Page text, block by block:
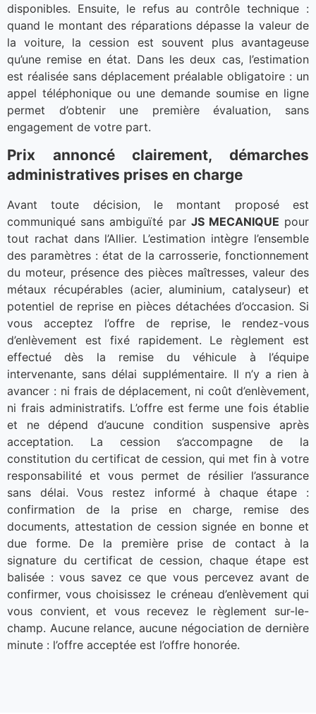
disponibles. Ensuite, le refus au contrôle technique :
quand le montant des réparations dépasse la valeur de
la voiture, la cession est souvent plus avantageuse
qu’une remise en état. Dans les deux cas, l’estimation
est réalisée sans déplacement préalable obligatoire : un
appel téléphonique ou une demande soumise en ligne
permet d’obtenir une première évaluation, sans
engagement de votre part.
Prix annoncé clairement, démarches
administratives prises en charge
Avant toute décision, le montant proposé est
communiqué sans ambiguïté par JS MECANIQUE pour
tout rachat dans l’Allier. L’estimation intègre l’ensemble
des paramètres : état de la carrosserie, fonctionnement
du moteur, présence des pièces maîtresses, valeur des
métaux récupérables (acier, aluminium, catalyseur) et
potentiel de reprise en pièces détachées d’occasion. Si
vous acceptez l’offre de reprise, le rendez-vous
d’enlèvement est fixé rapidement. Le règlement est
effectué dès la remise du véhicule à l’équipe
intervenante, sans délai supplémentaire. Il n’y a rien à
avancer : ni frais de déplacement, ni coût d’enlèvement,
ni frais administratifs. L’offre est ferme une fois établie
et ne dépend d’aucune condition suspensive après
acceptation. La cession s’accompagne de la
constitution du certificat de cession, qui met fin à votre
responsabilité et vous permet de résilier l’assurance
sans délai. Vous restez informé à chaque étape :
confirmation de la prise en charge, remise des
documents, attestation de cession signée en bonne et
due forme. De la première prise de contact à la
signature du certificat de cession, chaque étape est
balisée : vous savez ce que vous percevez avant de
confirmer, vous choisissez le créneau d’enlèvement qui
vous convient, et vous recevez le règlement sur-le-
champ. Aucune relance, aucune négociation de dernière
minute : l’offre acceptée est l’offre honorée.